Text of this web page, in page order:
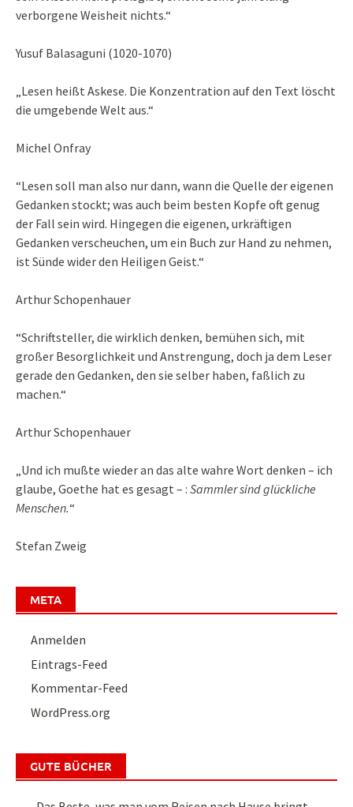
verborgene Weisheit nichts.“
Yusuf Balasaguni (1020-1070)
„Lesen heißt Askese. Die Konzentration auf den Text löscht
die umgebende Welt aus.“
Michel Onfray
“Lesen soll man also nur dann, wann die Quelle der eigenen
Gedanken stockt; was auch beim besten Kopfe oft genug
der Fall sein wird. Hingegen die eigenen, urkräftigen
Gedanken verscheuchen, um ein Buch zur Hand zu nehmen,
ist Sünde wider den Heiligen Geist.“
Arthur Schopenhauer
“Schriftsteller, die wirklich denken, bemühen sich, mit
großer Besorglichkeit und Anstrengung, doch ja dem Leser
gerade den Gedanken, den sie selber haben, faßlich zu
machen.“
Arthur Schopenhauer
„Und ich mußte wieder an das alte wahre Wort denken – ich
glaube, Goethe hat es gesagt – : Sammler sind glückliche
Menschen.“
Stefan Zweig
META
Anmelden
Eintrags-Feed
Kommentar-Feed
WordPress.org
GUTE BÜCHER